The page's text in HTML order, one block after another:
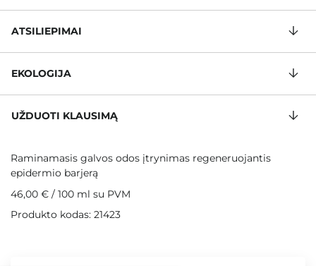
ATSILIEPIMAI
EKOLOGIJA
UŽDUOTI KLAUSIMĄ
Raminamasis galvos odos įtrynimas regeneruojantis
epidermio barjerą
46,00 € / 100 ml su PVM
Produkto kodas: 21423